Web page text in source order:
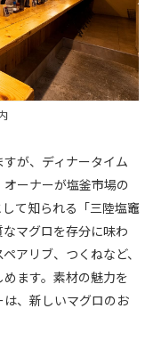
が、ディナータイム
ーナーが塩釜市場の
て知られる「三陸塩竈
マグロを存分に味わ
アリブ、つくねなど、
ます。素材の魅力を
、新しいマグロのお